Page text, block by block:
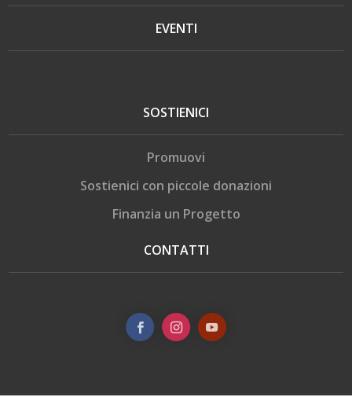
EVENTI
SOSTIENICI
Promuovi
Sostienici con piccole donazioni
Finanzia un Progetto
CONTATTI